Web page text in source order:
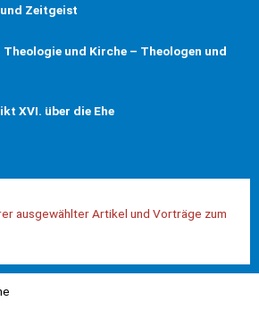
und Zeitgeist
Theologie und Kirche – Theologen und
XVI. über die Ehe
ausgewählter Artikel und Vorträge zum